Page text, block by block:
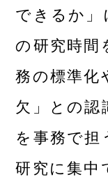
できるか」
の研究時間
務の標準化
欠」との認
を事務で担
研究に集中